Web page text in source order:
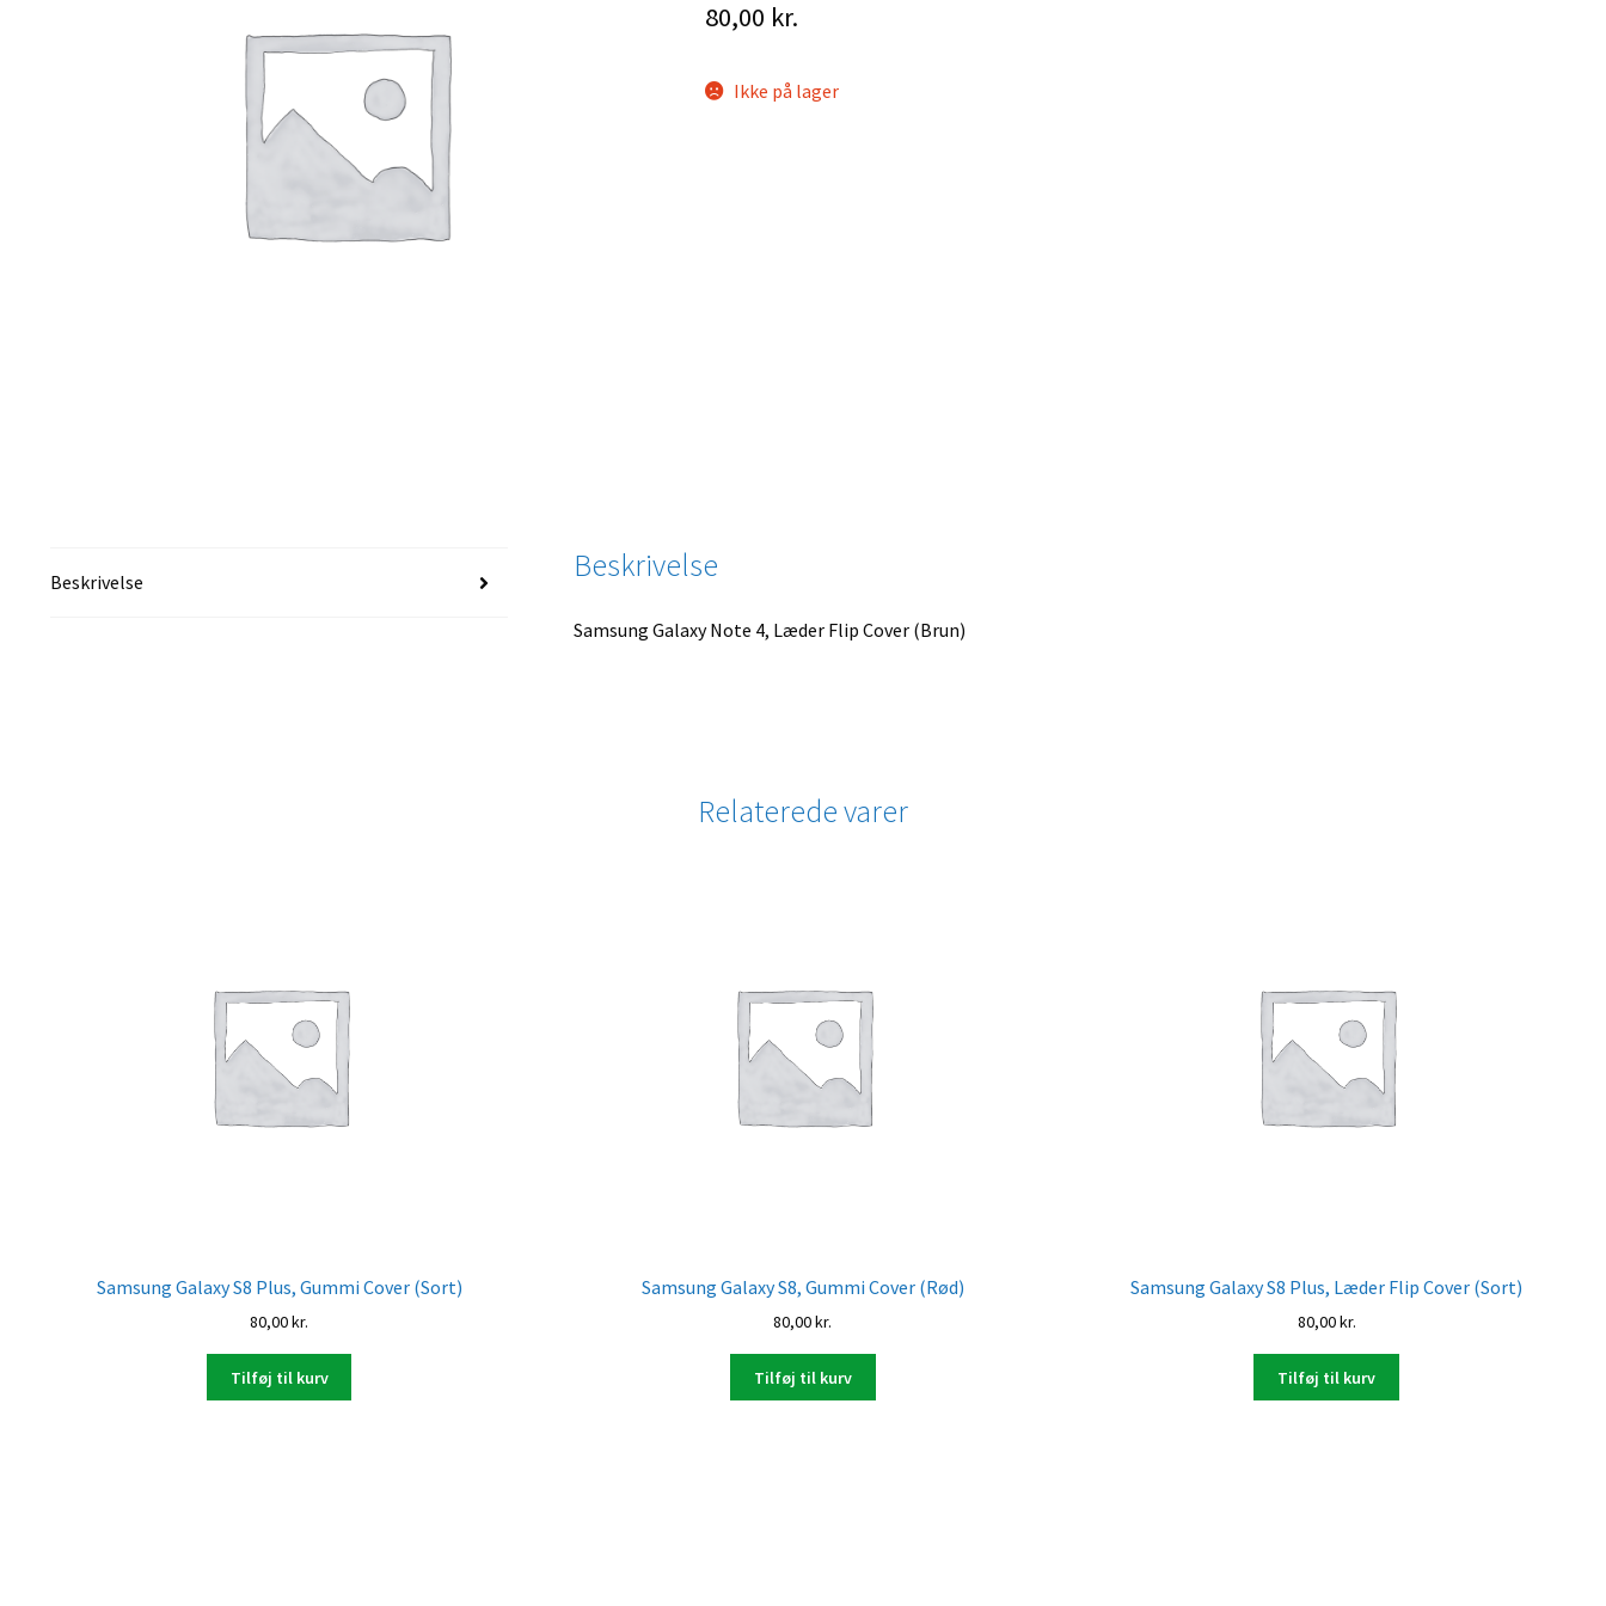
80,00 kr.
Ikke på lager
Beskrivelse Beskrivelse
Samsung Galaxy Note 4, Læder Flip Cover (Brun)
Relaterede varer
Samsung Galaxy S8 Plus, Gummi Cover (Sort)
80,00kr.
Tilføj til kurv
Samsung Galaxy S8, Gummi Cover (Rød)
80,00kr.
Tilføj til kurv
Samsung Galaxy S8 Plus, Læder Flip Cover (Sort)
80,00kr.
Tilføj til kurv